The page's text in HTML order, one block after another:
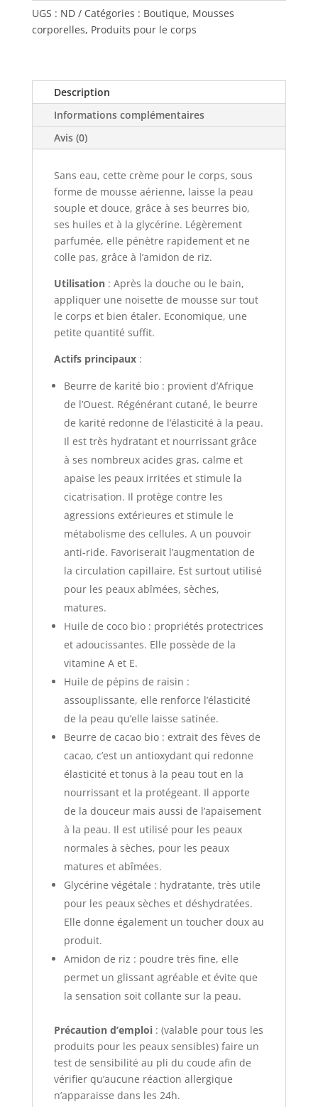
karité,
coco
bio
Zeste
matinal
parfum
"Agrumes"
UGS : ND Catégories : Boutique, Mousses
corporelles, Produits pour le corps
Description
Informations complémentaires
Avis (0)
Sans eau, cette crème pour le corps, sous
forme de mousse aérienne, laisse la peau
souple et douce, grâce à ses beurres bio,
ses huiles et à la glycérine. Légèrement
parfumée, elle pénètre rapidement et ne
colle pas, grâce à l’amidon de riz.
Utilisation: Après la douche ou le bain,
appliquer une noisette de mousse sur tout
le corps et bien étaler. Economique, une
petite quantité suffit.
Actifs principaux:
Beurre de karité bio : provient d’Afrique
de l’Ouest. Régénérant cutané, le beurre
de karité redonne de l’élasticité à la peau.
Il est très hydratant et nourrissant grâce
à ses nombreux acides gras, calme et
apaise les peaux irritées et stimule la
cicatrisation. Il protège contre les
agressions extérieures et stimule le
métabolisme des cellules. A un pouvoir
anti-ride. Favoriserait l’augmentation de
la circulation capillaire. Est surtout utilisé
pour les peaux abîmées, sèches,
matures.
Huile de coco bio : propriétés protectrices
et adoucissantes. Elle possède de la
vitamine A et E.
Huile de pépins de raisin :
assouplissante, elle renforce l’élasticité
de la peau qu’elle laisse satinée.
Beurre de cacao bio : extrait des fèves de
cacao, c’est un antioxydant qui redonne
élasticité et tonus à la peau tout en la
nourrissant et la protégeant. Il apporte
de la douceur mais aussi de l’apaisement
à la peau. Il est utilisé pour les peaux
normales à sèches, pour les peaux
matures et abîmées.
Glycérine végétale : hydratante, très utile
pour les peaux sèches et déshydratées.
Elle donne également un toucher doux au
produit.
Amidon de riz : poudre très fine, elle
permet un glissant agréable et évite que
la sensation soit collante sur la peau.
Précaution d’emploi: (valable pour tous les
produits pour les peaux sensibles) faire un
test de sensibilité au pli du coude afin de
vérifier qu’aucune réaction allergique
n’apparaisse dans les 24h.